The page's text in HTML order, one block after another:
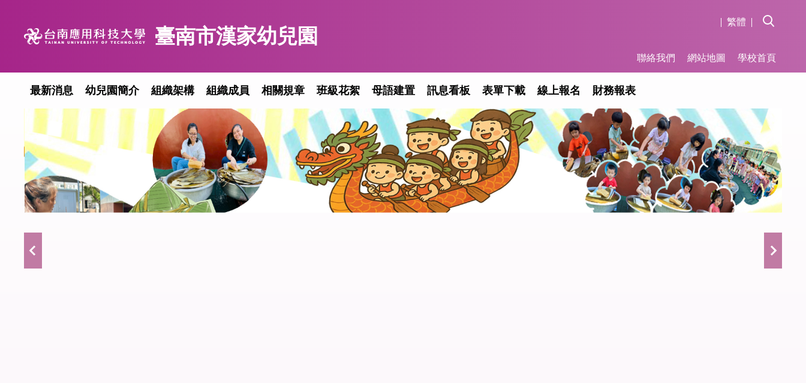
臺南市漢家幼兒園
繁體
最新消息 幼兒園簡介 組織架構 組織成員 相關規章 班級花絮 母語建置 訊息看板 表單下載 線上報名 財務報表
聯絡我們 網站地圖 學校首頁